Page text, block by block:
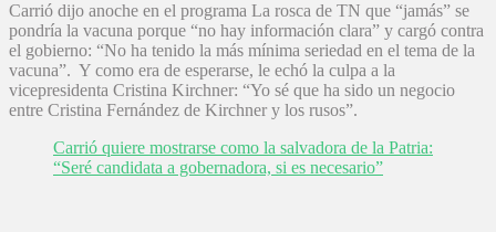
Carrió dijo anoche en el programa La rosca de TN que “jamás” se
pondría la vacuna porque “no hay información clara” y cargó contra
el gobierno: “No ha tenido la más mínima seriedad en el tema de la
vacuna”. Y como era de esperarse, le echó la culpa a la
vicepresidenta Cristina Kirchner: “Yo sé que ha sido un negocio
entre Cristina Fernández de Kirchner y los rusos”.
Carrió quiere mostrarse como la salvadora de la Patria:
“Seré candidata a gobernadora, si es necesario”